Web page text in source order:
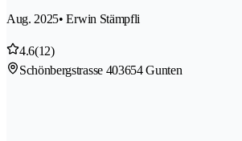
Aug. 2025• Erwin Stämpfli
4.6(12)
Schönbergstrasse 403654 Gunten